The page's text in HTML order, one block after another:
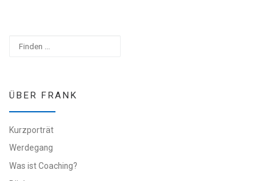
ÜBER FRANK
Kurzporträt
Werdegang
Was ist Coaching?